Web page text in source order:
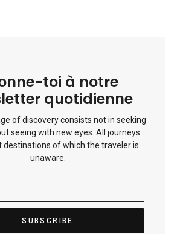
toi à notre
quotidienne
of discovery consists not in seeking
seeing with new eyes. All journeys
destinations of which the traveler is
unaware.